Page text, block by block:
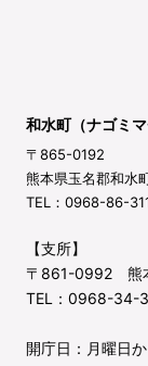
和水町（ナゴミマ
〒865-0192
熊本県玉名郡和水
TEL：0968-86-
【支所】
〒861-0992 熊
TEL：0968-34-
開庁日：月曜日